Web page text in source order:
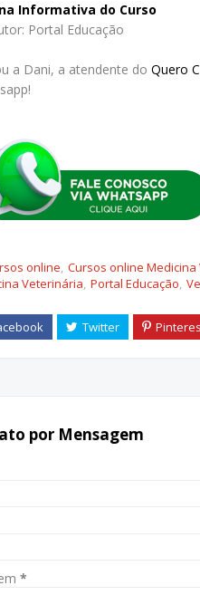
Informativa do Curso
Portal Educação
a Dani, a atendente do Quero
online Cursos online
Veterinária Portal Educação
por Mensagem
*